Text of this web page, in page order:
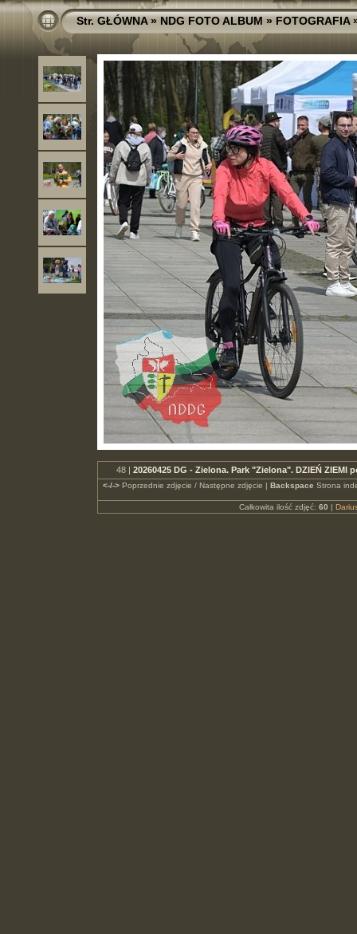
Str. GŁÓWNA»NDG FOTO ALBUM»FOTOGRAFIA
48 | 20260425 DG - Zielona. Park "Zielona". DZIEŃ ZIEMI
<-/->Poprzednie zdjęcie / Następne zdjęcie | Backspace Strona
Całkowita ilość zdjęć: 60 |